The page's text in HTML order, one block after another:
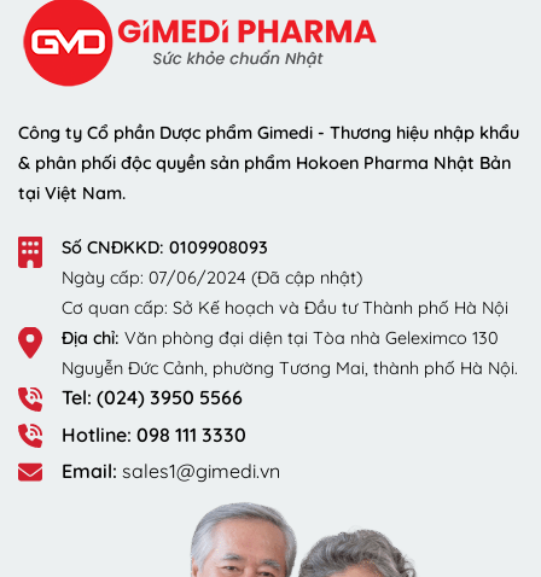
Công ty Cổ phần Dược phẩm Gimedi - Thương hiệu nhập khẩu
& phân phối độc quyền sản phẩm Hokoen Pharma Nhật Bản
tại Việt Nam.
Số CNĐKKD: 0109908093
Ngày cấp: 07/06/2024 (Đã cập nhật)
Cơ quan cấp: Sở Kế hoạch và Đầu tư Thành phố Hà Nội
Địa chỉ: Văn phòng đại diện tại Tòa nhà Geleximco 130
Nguyễn Đức Cảnh, phường Tương Mai, thành phố Hà Nội.
Tel: (024) 3950 5566
Hotline: 098 111 3330
Email: sales1@gimedi.vn